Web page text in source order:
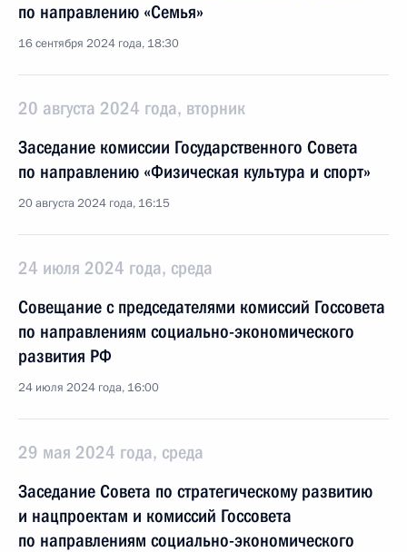
по направлению «Семья»
16 сентября 2024 года, 18:30
20 августа 2024 года, вторник
Заседание комиссии Государственного Совета
по направлению «Физическая культура и спорт»
20 августа 2024 года, 16:15
24 июля 2024 года, среда
Совещание с председателями комиссий Госсовета
по направлениям социально-экономического
развития РФ
24 июля 2024 года, 16:00
29 мая 2024 года, среда
Заседание Совета по стратегическому развитию
и нацпроектам и комиссий Госсовета
по направлениям социально-экономического